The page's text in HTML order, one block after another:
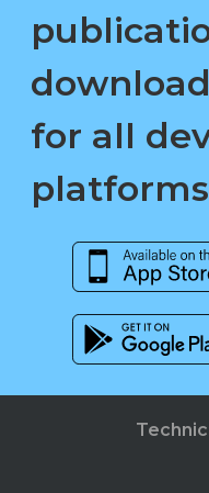
for all
platforms